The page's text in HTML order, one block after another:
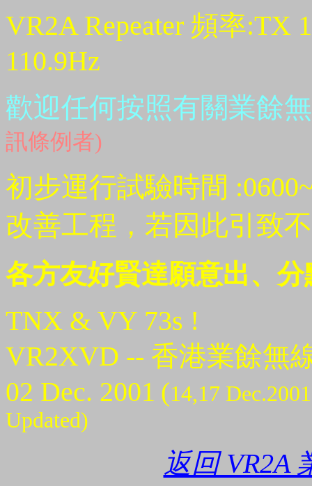
VR2A Repeater 頻率:TX
110.9Hz
歡迎任何按照有關業餘
訊條例者)
初步運行試驗時間
改善工程，若因此引致
各方友好賢達願意出、
TNX & VY 73s !
VR2XVD -- 香港業餘無
02 Dec. 2001 (14,17
Updated)
返回 VR2A